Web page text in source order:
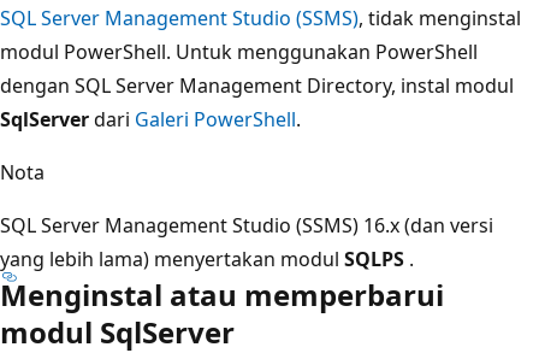
SQL Server Management Studio (SSMS), tidak menginstal
modul PowerShell. Untuk menggunakan PowerShell
dengan SQL Server Management Directory, instal modul
SqlServerdari Galeri PowerShell.
Nota
SQL Server Management Studio (SSMS) 16.x (dan versi
yang lebih lama) menyertakan modul SQLPS .
Menginstal atau memperbarui
modul SqlServer